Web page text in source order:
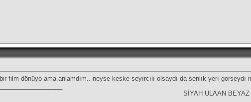
bir film dönüyo ama anlamdım.. neyse keske seyırcılı olsaydı da senlık yerı gorseydı
SİYAH ULAAN